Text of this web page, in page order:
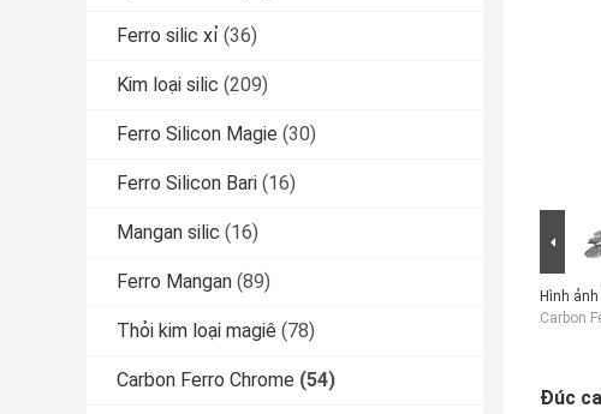
Ferro silic xỉ (36)
Kim loại silic (209)
Ferro Silicon Magie (30)
Ferro Silicon Bari (16)
Mangan silic (16)
Ferro Mangan (89)
Thỏi kim loại magiê (78)
Carbon Ferro Chrome (54)
Hình
Carbon
Đúc